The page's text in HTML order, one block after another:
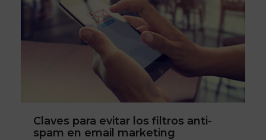
Claves para evitar los filtros anti-
spam en email marketing